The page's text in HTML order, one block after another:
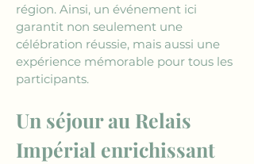
région. Ainsi, un événement ici
garantit non seulement une
célébration réussie, mais aussi une
expérience mémorable pour tous les
participants.
Un séjour au Relais
Impérial enrichissant